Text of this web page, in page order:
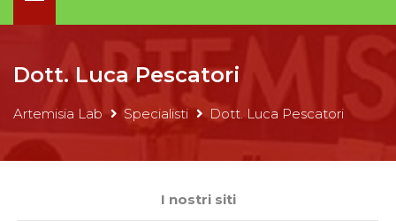
Dott. Luca Pescatori
Artemisia Lab Specialisti Dott. Luca Pescatori
I nostri siti